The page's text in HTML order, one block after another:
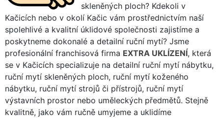
skleněných ploch? Kdekoli v
Kačicích nebo v okolí Kačic vám prostřednictvím naší
spolehlivé a kvalitní úklidové společnosti zajistíme a
poskytneme dokonalé a detailní ruční mytí? Jsme
profesionální franchisová firma EXTRA UKLÍZENÍ, která
se v Kačicích specializuje na detailní ruční mytí nábytku,
ruční mytí skleněných ploch, ruční mytí koženého
nábytku, ruční mytí strojů či přístrojů, ruční mytí
výstavních prostor nebo uměleckých předmětů. Stejně
kvalitně, jako vám ručně umyjeme a uklidíme